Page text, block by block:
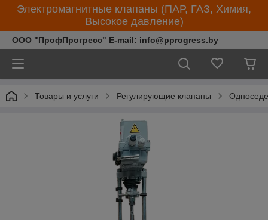
Электромагнитные клапаны (ПАР, ГАЗ, Химия,
Высокое давление)
ООО "ПрофПрогресс" E-mail: info@pprogress.by
Товары и услуги Регулирующие клапаны